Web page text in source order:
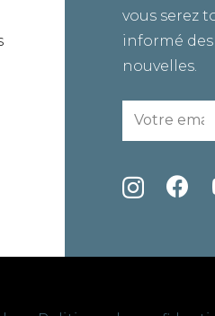
vous serez
informé
nouvelles.
Email